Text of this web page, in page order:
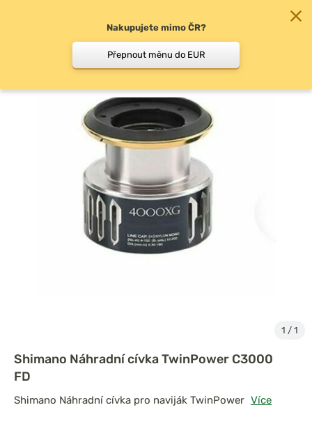
Náhradní cívky
1 / 1
Shimano Náhradní cívka TwinPower C3000
FD
Shimano Náhradní cívka pro naviják TwinPower Více
Nakupujete mimo ČR?
Přepnout měnu do EUR